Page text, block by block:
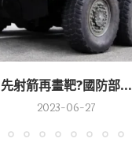
先射箭再畫靶?國防部...
2023-06-27